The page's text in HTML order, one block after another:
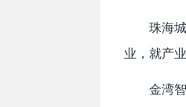
珠海
业，就产
金湾